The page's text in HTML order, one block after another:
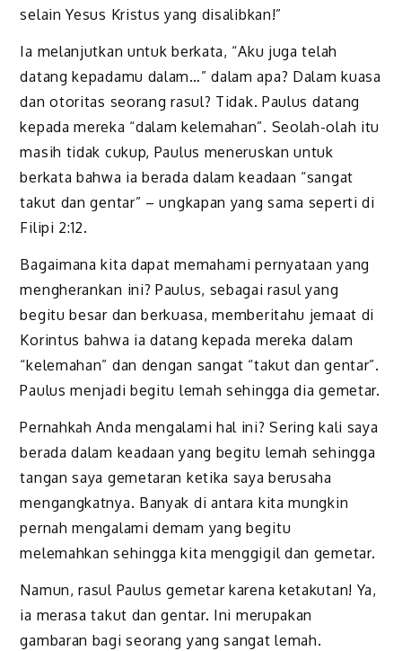
selain Yesus Kristus yang disalibkan!”
Ia melanjutkan untuk berkata, “Aku juga telah
datang kepadamu dalam…” dalam apa? Dalam kuasa
dan otoritas seorang rasul? Tidak. Paulus datang
kepada mereka “dalam kelemahan”. Seolah-olah itu
masih tidak cukup, Paulus meneruskan untuk
berkata bahwa ia berada dalam keadaan “sangat
takut dan gentar” – ungkapan yang sama seperti di
Filipi 2:12.
Bagaimana kita dapat memahami pernyataan yang
mengherankan ini? Paulus, sebagai rasul yang
begitu besar dan berkuasa, memberitahu jemaat di
Korintus bahwa ia datang kepada mereka dalam
“kelemahan” dan dengan sangat “takut dan gentar”.
Paulus menjadi begitu lemah sehingga dia gemetar.
Pernahkah Anda mengalami hal ini? Sering kali saya
berada dalam keadaan yang begitu lemah sehingga
tangan saya gemetaran ketika saya berusaha
mengangkatnya. Banyak di antara kita mungkin
pernah mengalami demam yang begitu
melemahkan sehingga kita menggigil dan gemetar.
Namun, rasul Paulus gemetar karena ketakutan! Ya,
ia merasa takut dan gentar. Ini merupakan
gambaran bagi seorang yang sangat lemah.